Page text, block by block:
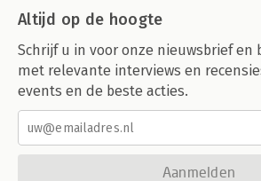
Altijd op de hoogte
Schrijf u in voor onze nieuwsbrief
met relevante interviews en
events en de beste acties.
Aanmelden